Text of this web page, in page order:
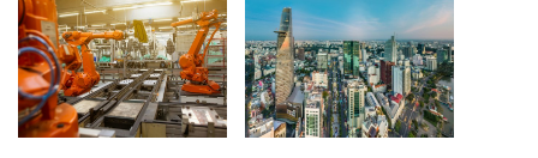
订阅新闻通讯